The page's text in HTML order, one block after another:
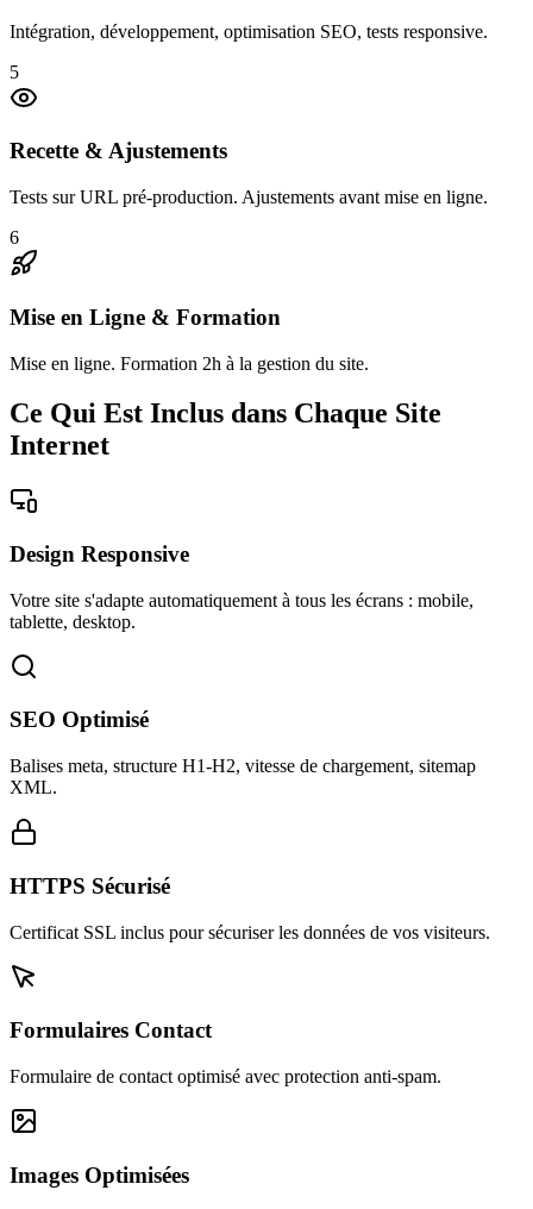
Intégration, développement, optimisation SEO, tests responsive.
5
Recette & Ajustements
Tests sur URL pré-production. Ajustements avant mise en ligne.
6
Mise en Ligne & Formation
Mise en ligne. Formation 2h à la gestion du site.
Ce Qui Est Inclus dans Chaque Site
Internet
Design Responsive
Votre site s'adapte automatiquement à tous les écrans : mobile,
tablette, desktop.
SEO Optimisé
Balises meta, structure H1-H2, vitesse de chargement, sitemap
XML.
HTTPS Sécurisé
Certificat SSL inclus pour sécuriser les données de vos visiteurs.
Formulaires Contact
Formulaire de contact optimisé avec protection anti-spam.
Images Optimisées